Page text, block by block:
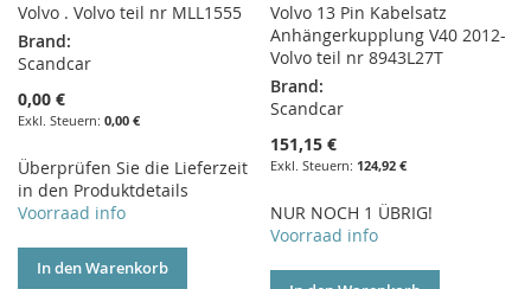
Volvo . Volvo teil nr MLL1555
Brand:
Scandcar
0,00 €
0,00 €
Überprüfen Sie die Lieferzeit
in den Produktdetails
Voorraad info
In den Warenkorb
Volvo 13 Pin Kabelsatz
Anhängerkupplung V40 2012-
Volvo teil nr 8943L27T
Brand:
Scandcar
151,15 €
124,92 €
NUR NOCH 1 ÜBRIG!
Voorraad info